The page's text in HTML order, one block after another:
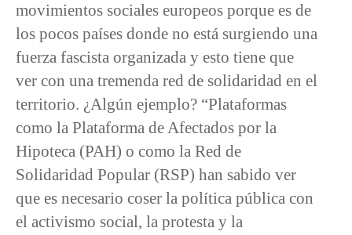
movimientos sociales europeos porque es de
los pocos países donde no está surgiendo una
fuerza fascista organizada y esto tiene que
ver con una tremenda red de solidaridad en el
territorio. ¿Algún ejemplo? “Plataformas
como la Plataforma de Afectados por la
Hipoteca (PAH) o como la Red de
Solidaridad Popular (RSP) han sabido ver
que es necesario coser la política pública con
el activismo social, la protesta y la